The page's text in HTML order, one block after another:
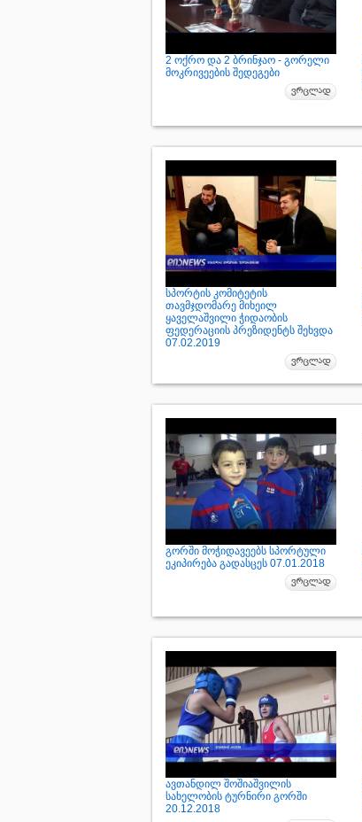
2 ოქრო და 2 ბრინჯაო - გორელი
მოკრივეების შედეგები
სპორტის კომიტეტის
თავმჯდომარე მიხეილ
ყაველაშვილი ჭიდაობის
ფედერაციის პრეზიდენტს შეხვდა
07.02.2019
გორში მოჭიდავეებს სპორტული
ეკიპირება გადასცეს 07.01.2018
ავთანდილ შოშიაშვილის
სახელობის ტურნირი გორში
20.12.2018